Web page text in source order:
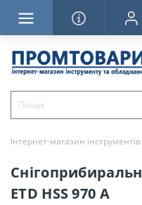
Інтернет-магазин інструментів
ETD HSS 970 A